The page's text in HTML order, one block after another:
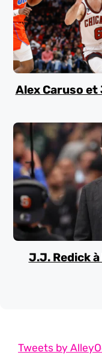
Alex Caruso et
J.J. Redick
Tweets by